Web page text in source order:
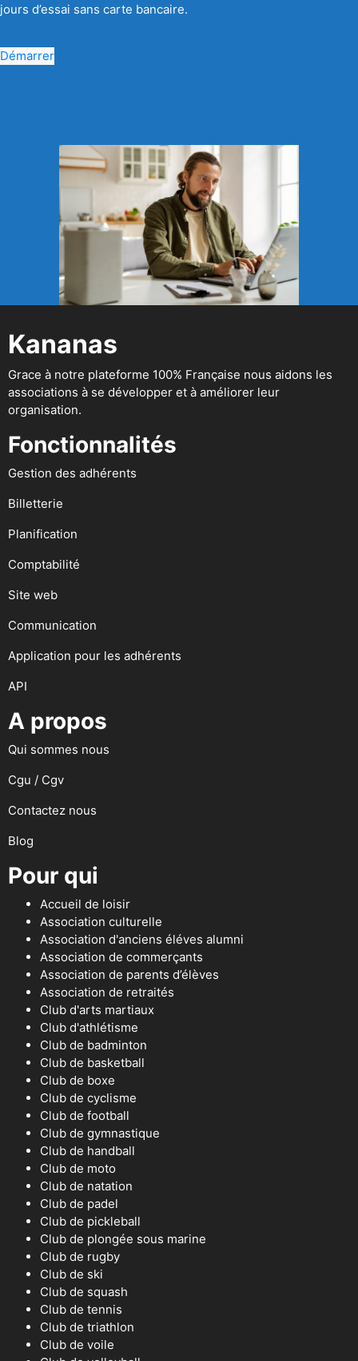
jours d’essai sans carte bancaire.
Démarrer
Kananas
Grace à notre plateforme 100% Française nous aidons les
associations à se développer et à améliorer leur
organisation.
Fonctionnalités
Gestion des adhérents
Billetterie
Planification
Comptabilité
Site web
Communication
Application pour les adhérents
API
A propos
Qui sommes nous
Cgu / Cgv
Contactez nous
Blog
Pour qui
Accueil de loisir
Association culturelle
Association d'anciens éléves alumni
Association de commerçants
Association de parents d’élèves
Association de retraités
Club d'arts martiaux
Club d'athlétisme
Club de badminton
Club de basketball
Club de boxe
Club de cyclisme
Club de football
Club de gymnastique
Club de handball
Club de moto
Club de natation
Club de padel
Club de pickleball
Club de plongée sous marine
Club de rugby
Club de ski
Club de squash
Club de tennis
Club de triathlon
Club de voile